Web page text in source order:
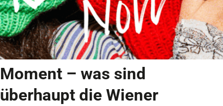
Moment – was sind
überhaupt die Wiener